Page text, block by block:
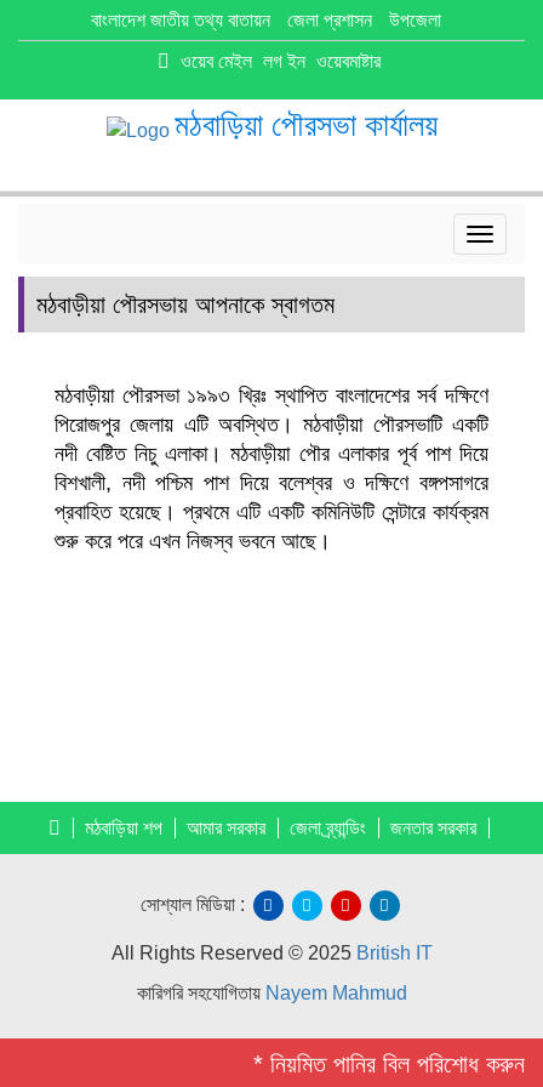
বাংলাদেশ জাতীয় তথ্য বাতায়ন জেলা প্রশাসন
উপজেলা
ওয়েব মেইল লগ ইন ওয়েবমাষ্টার
মঠবাড়িয়া পৌরসভা কার্যালয়
Toggle
মঠবাড়ীয়া পৌরসভায় আপনাকে স্বাগতম
মঠবাড়ীয়া পৌরসভা ১৯৯৩ খ্রিঃ স্থাপিত বাংলাদেশের সর্ব দক্ষিণে
পিরোজপুর জেলায় এটি অবস্থিত। মঠবাড়ীয়া পৌরসভাটি একটি
নদী বেষ্টিত নিচু এলাকা। মঠবাড়ীয়া পৌর এলাকার পূর্ব পাশ দিয়ে
বিশখালী, নদী পশ্চিম পাশ দিয়ে বলেশ্বর ও দক্ষিণে বঙ্গপসাগরে
প্রবাহিত হয়েছে। প্রথমে এটি একটি কমিনিউটি সেন্টারে কার্যক্রম
শুরু করে পরে এখন নিজস্ব ভবনে আছে।
* নিয়মিত পানির বিল পরিশোধ
মঠবাড়িয়া শপ আমার সরকার জেলা ব্র্যান্ডিং জনতার সরকার
সোশ্যাল মিডিয়া :
All Rights Reserved © 2025 British IT
কারিগরি সহযোগিতায় Nayem Mahmud